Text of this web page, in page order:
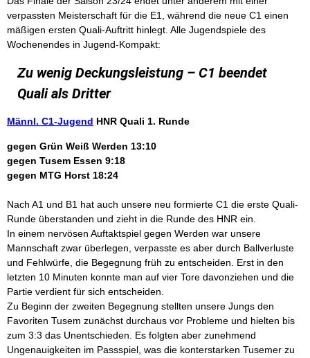
verpassten Meisterschaft für die E1, während die neue C1 einen
mäßigen ersten Quali-Auftritt hinlegt. Alle Jugendspiele des
Wochenendes in Jugend-Kompakt:
Zu wenig Deckungsleistung – C1 beendet
Quali als Dritter
Männl. C1-Jugend HNR Quali 1. Runde
gegen Grün Weiß Werden 13:10
gegen Tusem Essen 9:18
gegen MTG Horst 18:24
Nach A1 und B1 hat auch unsere neu formierte C1 die erste Quali-
Runde überstanden und zieht in die Runde des HNR ein.
In einem nervösen Auftaktspiel gegen Werden war unsere
Mannschaft zwar überlegen, verpasste es aber durch Ballverluste
und Fehlwürfe, die Begegnung früh zu entscheiden. Erst in den
letzten 10 Minuten konnte man auf vier Tore davonziehen und die
Partie verdient für sich entscheiden.
Zu Beginn der zweiten Begegnung stellten unsere Jungs den
Favoriten Tusem zunächst durchaus vor Probleme und hielten bis
zum 3:3 das Unentschieden. Es folgten aber zunehmend
Ungenauigkeiten im Passspiel, was die konterstarken Tusemer zu